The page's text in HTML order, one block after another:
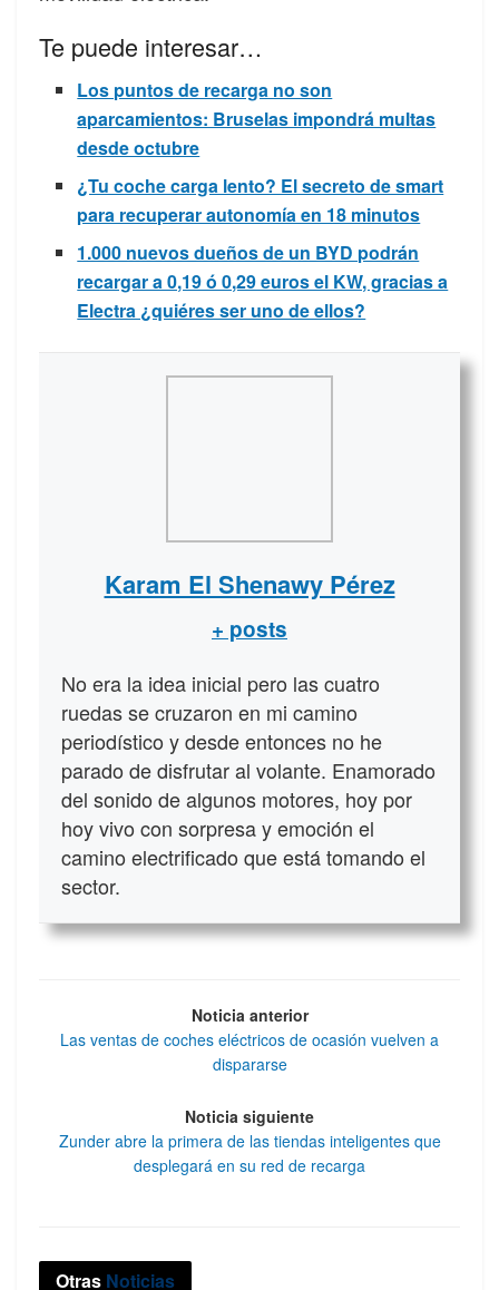
Te puede interesar…
Los puntos de recarga no son
aparcamientos: Bruselas impondrá multas
desde octubre
¿Tu coche carga lento? El secreto de smart
para recuperar autonomía en 18 minutos
1.000 nuevos dueños de un BYD podrán
recargar a 0,19 ó 0,29 euros el KW, gracias a
Electra ¿quiéres ser uno de ellos?
Karam El Shenawy Pérez
+ posts
No era la idea inicial pero las cuatro
ruedas se cruzaron en mi camino
periodístico y desde entonces no he
parado de disfrutar al volante. Enamorado
del sonido de algunos motores, hoy por
hoy vivo con sorpresa y emoción el
camino electrificado que está tomando el
sector.
Noticia anterior
Las ventas de coches eléctricos de ocasión vuelven a
dispararse
Noticia siguiente
Zunder abre la primera de las tiendas inteligentes que
desplegará en su red de recarga
Otras Noticias